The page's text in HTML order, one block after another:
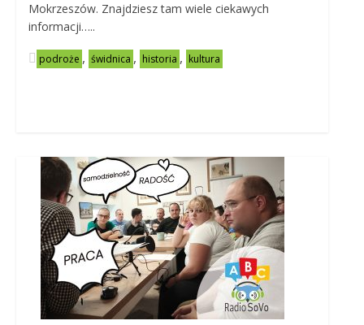
Mokrzeszów. Znajdziesz tam wiele ciekawych
informacji…..
podroże , świdnica , historia , kultura